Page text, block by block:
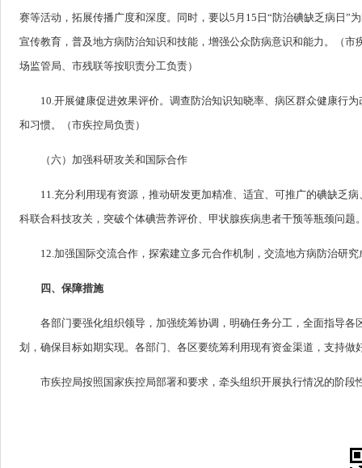
赛等活动，拓展传播广度和深度。同时，要以5月15日“防治碘缺乏病日
宣传教育，普及地方病防治知识和技能，增强公众防病意识和能力。（
场监管局、市残联等按职责分工负责）
10.开展健康促进效果评价。调查防治知识知晓率、病区群众健康行
和习惯。（市疾控局负责）
（六）加强科研攻关和国际合作
11.充分利用现有资源，推动研发更加精准、适宜、可推广的碘缺乏
科联合科技攻关，突破个体碘营养评价、甲状腺疾病患者干预等瓶颈问
12.加强国际交流合作，探索建立多元合作机制，交流地方病防治研
四、保障措施
各部门要强化组织领导，加强统筹协调，明确任务分工，全面指导
划，确保目标如期实现。各部门、各区要统筹利用现有资金渠道，支持做
市疾控局按照国家疾控局部署和要求，牵头组织开展执行情况的阶段